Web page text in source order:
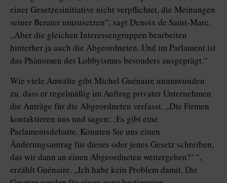
einer Gesetzesinitiative nicht verpflichtet, die Meinungen
seiner Berater umzusetzen“, sagt Denoix de Saint-Marc.
„Aber die gleichen Interessengruppen bearbeiten
hinterher ja auch die Abgeordneten. Und im Parlament ist
das Phänomen des Lobbyismus besonders ausgeprägt.“
Wie viele Anwälte gibt Michel Guénaire unumwunden
zu, dass er regelmäßig im Auftrag privater Unternehmen
die Anträge für die Abgeordneten verfasst. „Die Firmen
kontaktieren uns und sagen: ‚Es gibt eine
Parlamentsdebatte. Könnten Sie uns einen
Änderungsantrag für dieses oder jenes Gesetz schreiben,
das wir dann an einen Abgeordneten weitergeben?‘ “,
erzählt Guénaire. „Ich habe kein Problem damit. Die